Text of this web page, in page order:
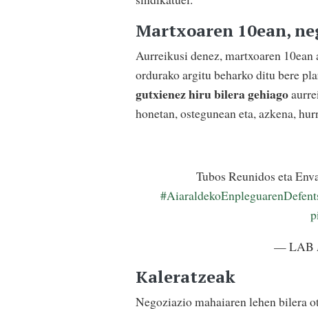
Martxoaren 10ean,
Aurreikusi denez, martxoaren
ordurako argitu beharko ditu bere
gutxienez hiru bilera gehiago
honetan, ostegunean eta, azkena,
Tubos Reunidos eta
— LAB
Kaleratzeak
Negoziazio mahaiaren lehen bilera